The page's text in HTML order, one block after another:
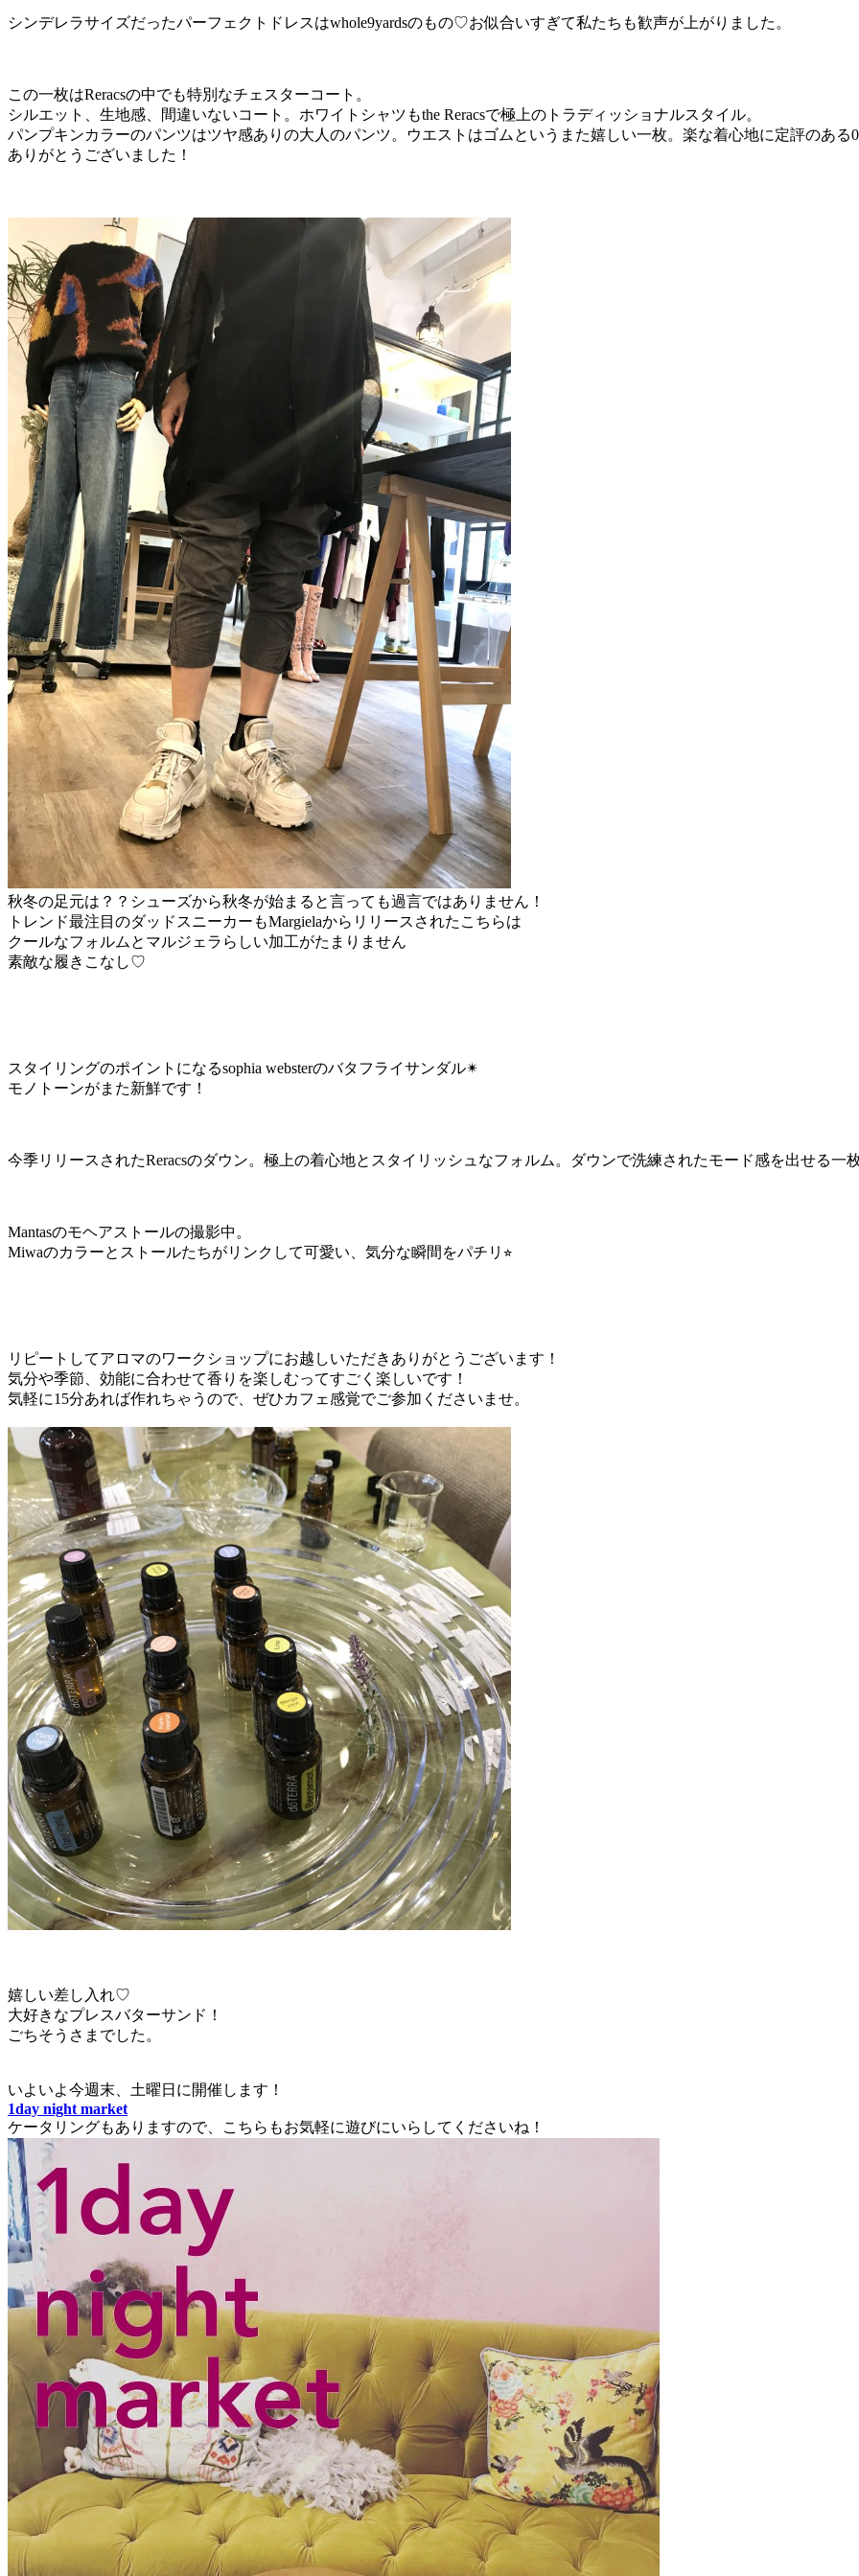
シンデレラサイズだったパーフェクトドレスはwhole9yardsのもの♡お似合いすぎて私たちも歓声が上がりました。
この一枚はReracsの中でも特別なチェスターコート。
シルエット、生地感、間違いないコート。ホワイトシャツもthe Reracsで極上のトラディッショナルスタイル。
パンプキンカラーのパンツはツヤ感ありの大人のパンツ。ウエストはゴムというまた嬉しい一枚。楽な着心地に定評のある
ありがとうございました！
秋冬の足元は？？シューズから秋冬が始まると言っても過言ではありません！
トレンド最注目のダッドスニーカーもMargielaからリリースされたこちらは
クールなフォルムとマルジェラらしい加工がたまりません
素敵な履きこなし♡
スタイリングのポイントになるsophia websterのバタフライサンダル✴︎
モノトーンがまた新鮮です！
今季リリースされたReracsのダウン。極上の着心地とスタイリッシュなフォルム。ダウンで洗練されたモード感を出せる一
Mantasのモヘアストールの撮影中。
Miwaのカラーとストールたちがリンクして可愛い、気分な瞬間をパチリ⭐︎
リピートしてアロマのワークショップにお越しいただきありがとうございます！
気分や季節、効能に合わせて香りを楽しむってすごく楽しいです！
気軽に15分あれば作れちゃうので、ぜひカフェ感覚でご参加くださいませ。
嬉しい差し入れ♡
大好きなプレスバターサンド！
ごちそうさまでした。
いよいよ今週末、土曜日に開催します！
1day night market
ケータリングもありますので、こちらもお気軽に遊びにいらしてくださいね！